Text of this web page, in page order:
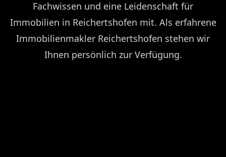
Fachwissen und eine Leidenschaft für
Immobilien in Reichertshofen mit. Als erfahrene
Immobilienmakler Reichertshofen stehen wir
Ihnen persönlich zur Verfügung.